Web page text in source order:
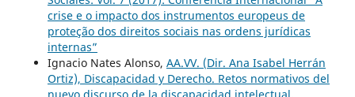
crise e o impacto dos instrumentos europeus de
proteção dos direitos sociais nas ordens jurídicas
internas”
Ignacio Nates Alonso, AA.VV. (Dir. Ana Isabel Herrán
Ortiz), Discapacidad y Derecho. Retos normativos del